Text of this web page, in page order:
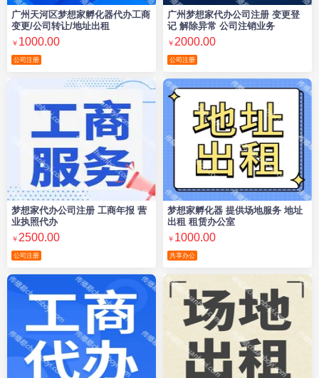
广州天河区梦想家孵化器代办工商
变更/公司转让/地址出租
￥ 1000.00
公司注册
广州梦想家代办公司注册 变更登
记 解除异常 公司注销业务
￥ 2000.00
公司注册
梦想家代办公司注册 工商年报 营
业执照代办
￥ 2500.00
公司注册
梦想家孵化器 提供场地服务 地址
出租 租赁办公室
￥ 1000.00
共享办公